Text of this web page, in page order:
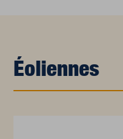
Éoliennes